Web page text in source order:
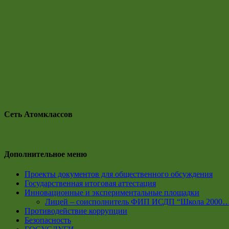
Сеть Атомклассов
Дополнительное меню
Проекты документов для общественного обсуждения
Государственная итоговая аттестация
Инновационные и экспериментальные площадки
Лицей – соисполнитель ФИП ИСДП “Школа
Противодействие коррупции
Безопасность